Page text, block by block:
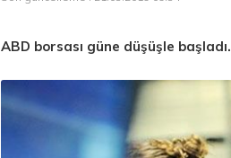
ABD borsası güne düşüşle başladı.